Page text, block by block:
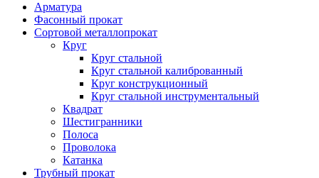
Арматура
Фасонный прокат
Сортовой металлопрокат
Круг
Круг стальной
Круг стальной калиброванный
Круг конструкционный
Круг стальной инструментальный
Квадрат
Шестигранники
Полоса
Проволока
Катанка
Трубный прокат